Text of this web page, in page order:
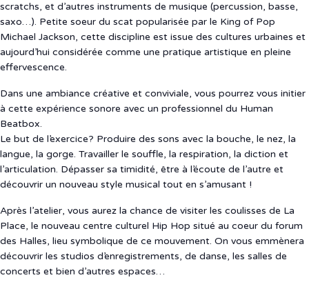
scratchs, et d’autres instruments de musique (percussion, basse,
saxo…). Petite soeur du scat popularisée par le King of Pop
Michael Jackson, cette discipline est issue des cultures urbaines et
aujourd’hui considérée comme une pratique artistique en pleine
effervescence.
Dans une ambiance créative et conviviale, vous pourrez vous initier
à cette expérience sonore avec un professionnel du Human
Beatbox.
Le but de l’exercice? Produire des sons avec la bouche, le nez, la
langue, la gorge. Travailler le souffle, la respiration, la diction et
l’articulation. Dépasser sa timidité, être à l’écoute de l’autre et
découvrir un nouveau style musical tout en s’amusant !
Après l’atelier, vous aurez la chance de visiter les coulisses de La
Place, le nouveau centre culturel Hip Hop situé au coeur du forum
des Halles, lieu symbolique de ce mouvement. On vous emmènera
découvrir les studios d’enregistrements, de danse, les salles de
concerts et bien d’autres espaces…